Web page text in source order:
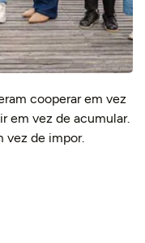
cooperar em vez
em vez de acumular.
vez de impor.